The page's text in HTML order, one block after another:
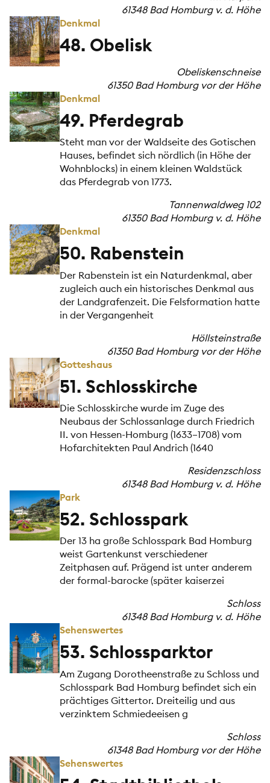
61348 Bad Homburg v. d. Höhe
Denkmal
48. Obelisk
Obeliskenschneise
61350 Bad Homburg vor der Höhe
Denkmal
49. Pferdegrab
Steht man vor der Waldseite des Gotischen
Hauses, befindet sich nördlich (in Höhe der
Wohnblocks) in einem kleinen Waldstück
das Pferdegrab von 1773.
Tannenwaldweg 102
61350 Bad Homburg v. d. Höhe
Denkmal
50. Rabenstein
Der Rabenstein ist ein Naturdenkmal, aber
zugleich auch ein historisches Denkmal aus
der Landgrafenzeit. Die Felsformation hatte
in der Vergangenheit
Höllsteinstraße
61350 Bad Homburg vor der Höhe
Gotteshaus
51. Schlosskirche
Die Schlosskirche wurde im Zuge des
Neubaus der Schlossanlage durch Friedrich
II. von Hessen-Homburg (1633–1708) vom
Hofarchitekten Paul Andrich (1640
Residenzschloss
61348 Bad Homburg v. d. Höhe
Park
52. Schlosspark
Der 13 ha große Schlosspark Bad Homburg
weist Gartenkunst verschiedener
Zeitphasen auf. Prägend ist unter anderem
der formal-barocke (später kaiserzei
Schloss
61348 Bad Homburg v. d. Höhe
Sehenswertes
53. Schlossparktor
Am Zugang Dorotheenstraße zu Schloss und
Schlosspark Bad Homburg befindet sich ein
prächtiges Gittertor. Dreiteilig und aus
verzinktem Schmiedeeisen g
Schloss
61348 Bad Homburg vor der Höhe
Sehenswertes